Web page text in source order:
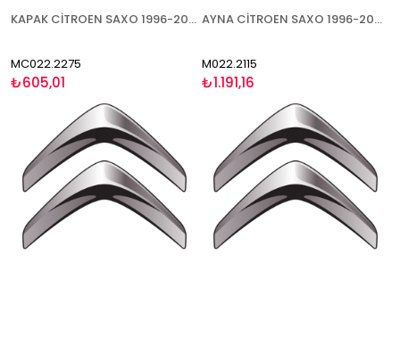
KAPAK CİTROEN SAXO 1996-2003 ASTARLI SAĞ
MC022.2275
₺605,01
AYNA CİTROEN SAXO 1996-2003 MEKANİK KATLANIR TİP SOL
M022.2115
₺1.191,16